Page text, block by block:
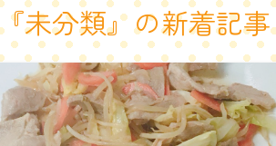
未分類』の新着記事